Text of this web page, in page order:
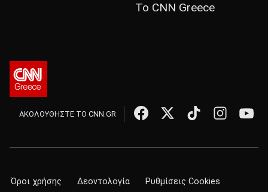
Το CNN Greece
ΑΚΟΛΟΥΘΗΣΤΕ ΤΟ CNN.GR
Όροι χρήσης Δεοντολογία Ρυθμίσεις Cookies